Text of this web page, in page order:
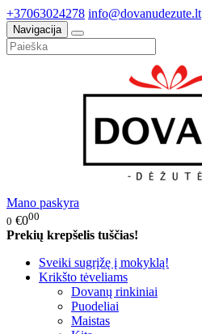
+37063024278 info@dovanudezute.lt
Navigacija
Mano paskyra
0 €000
Prekių krepšelis tuščias!
Sveiki sugrįžę į mokyklą!
Krikšto tėveliams
Dovanų rinkiniai
Puodeliai
Maistas